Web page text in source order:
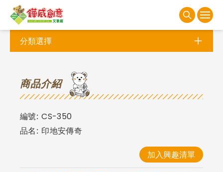
分類選擇
商品介紹
編號: CS-350
品名: 印地安傳奇
加入興趣清單